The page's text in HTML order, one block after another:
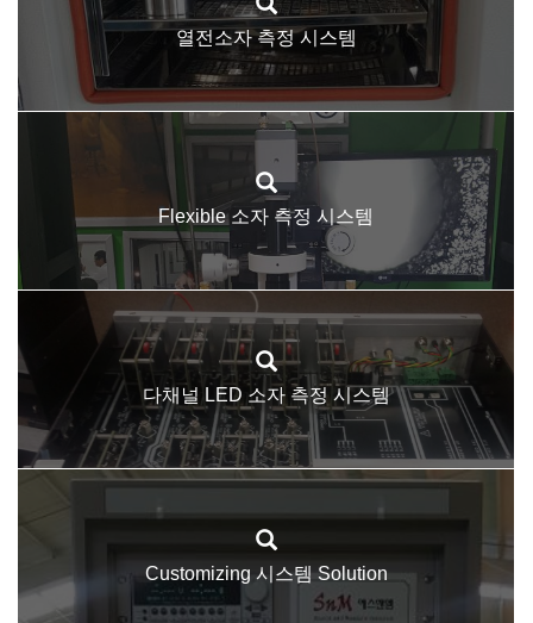
열전소자 측정 시스템
Flexible 소자 측정 시스템
다채널 LED 소자 측정 시스템
Customizing 시스템 Solution